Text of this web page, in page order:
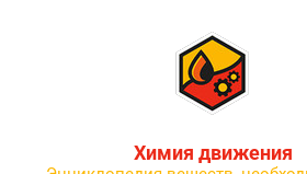
Химия движения